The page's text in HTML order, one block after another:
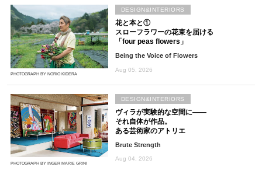
PHOTOGRAPH BY NORIO KIDERA
花と本と①
スローフラワーの花束を届ける
「four peas flowers」
Being the Voice of Flowers
Aug 05, 2026
DESIGN&INTERIORS
PHOTOGRAPH BY INGER MARIE GRINI
ヴィラが実験的な空間に――
それ自体が作品。
ある芸術家のアトリエ
Brute Strength
Aug 04, 2026
DESIGN&INTERIORS